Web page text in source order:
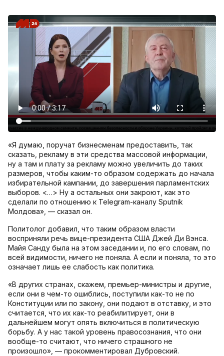
«Я думаю, поручат бизнесменам предоставить, так
сказать, рекламу в эти средства массовой информации,
ну а там и плату за рекламу можно увеличить до таких
размеров, чтобы каким-то образом содержать до начала
избирательной кампании, до завершения парламентских
выборов. <…> Ну а остальных они закроют, как это
сделали по отношению к Telegram-каналу Sputnik
Молдова», — сказал он.
Политолог добавил, что таким образом власти
восприняли речь вице-президента США Джей Ди Вэнса.
Майя Санду была на этом заседании и, по его словам, по
всей видимости, ничего не поняла. А если и поняла, то это
означает лишь ее слабость как политика.
«В других странах, скажем, премьер-министры и другие,
если они в чем-то ошиблись, поступили как-то не по
Конституции или по закону, они подают в отставку, и это
считается, что их как-то реабилитирует, они в
дальнейшем могут опять включиться в политическую
борьбу. А у нас такой уровень правосознания, что они
вообще-то считают, что ничего страшного не
произошло», — прокомментировал Дубровский.